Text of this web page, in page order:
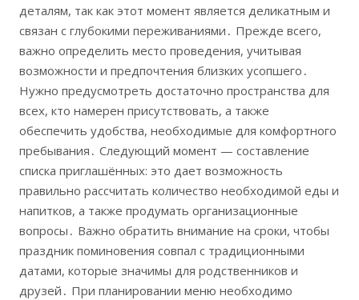
деталям, так как этот момент является деликатным и
связан с глубокими переживаниями․ Прежде всего,
важно определить место проведения, учитывая
возможности и предпочтения близких усопшего․
Нужно предусмотреть достаточно пространства для
всех, кто намерен присутствовать, а также
обеспечить удобства, необходимые для комфортного
пребывания․ Следующий момент — составление
списка приглашённых: это дает возможность
правильно рассчитать количество необходимой еды и
напитков, а также продумать организационные
вопросы․ Важно обратить внимание на сроки, чтобы
праздник поминовения совпал с традиционными
датами, которые значимы для родственников и
друзей․ При планировании меню необходимо